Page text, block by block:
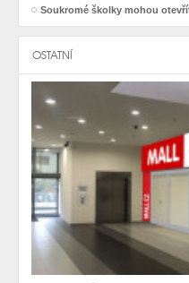
Soukromé školky mohou
OSTATNÍ